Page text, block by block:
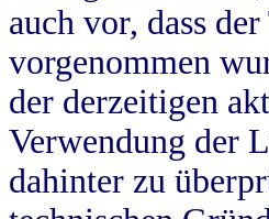
auch vor, dass
vorgenommen
der derzeitigen
Verwendung der
dahinter zu